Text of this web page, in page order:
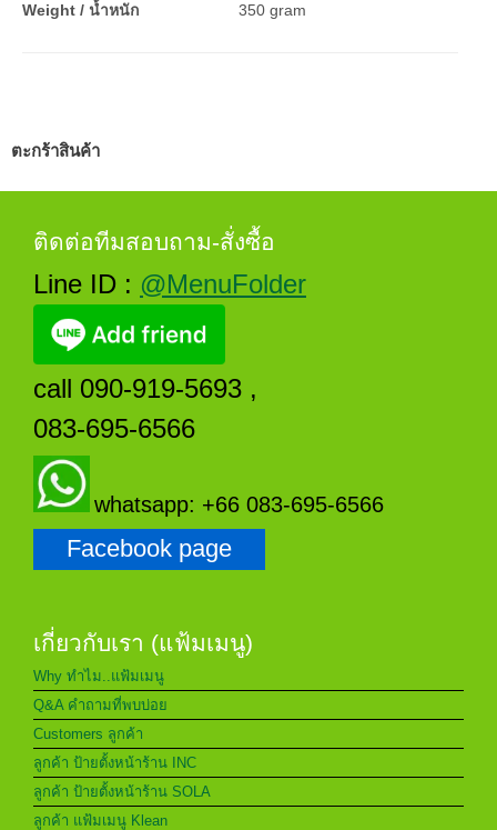
Weight / น้ำหนัก 350 gram
ตะกร้าสินค้า
ติดต่อทีมสอบถาม-สั่งซื้อ
Line ID : @MenuFolder
call 090-919-5693 ,
083-695-6566
whatsapp: +66 083-695-6566
Facebook page
เกี่ยวกับเรา (แฟ้มเมนู)
Why ทำไม..แฟ้มเมนู
Q&A คำถามที่พบบ่อย
Customers ลูกค้า
ลูกค้า ป้ายตั้งหน้าร้าน INC
ลูกค้า ป้ายตั้งหน้าร้าน SOLA
ลูกค้า แฟ้มเมนู Klean